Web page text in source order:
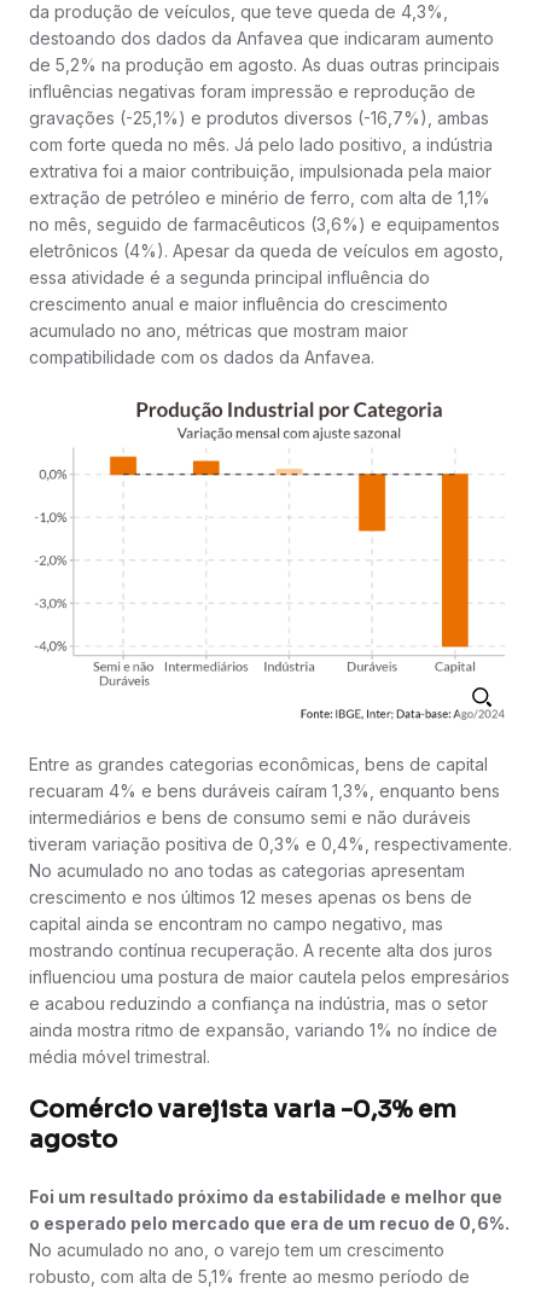
da produção de veículos, que teve queda de 4,3%,
destoando dos dados da Anfavea que indicaram aumento
de 5,2% na produção em agosto. As duas outras principais
influências negativas foram impressão e reprodução de
gravações (-25,1%) e produtos diversos (-16,7%), ambas
com forte queda no mês. Já pelo lado positivo, a indústria
extrativa foi a maior contribuição, impulsionada pela maior
extração de petróleo e minério de ferro, com alta de 1,1%
no mês, seguido de farmacêuticos (3,6%) e equipamentos
eletrônicos (4%). Apesar da queda de veículos em agosto,
essa atividade é a segunda principal influência do
crescimento anual e maior influência do crescimento
acumulado no ano, métricas que mostram maior
compatibilidade com os dados da Anfavea.
Entre as grandes categorias econômicas, bens de capital
recuaram 4% e bens duráveis caíram 1,3%, enquanto bens
intermediários e bens de consumo semi e não duráveis
tiveram variação positiva de 0,3% e 0,4%, respectivamente.
No acumulado no ano todas as categorias apresentam
crescimento e nos últimos 12 meses apenas os bens de
capital ainda se encontram no campo negativo, mas
mostrando contínua recuperação. A recente alta dos juros
influenciou uma postura de maior cautela pelos empresários
e acabou reduzindo a confiança na indústria, mas o setor
ainda mostra ritmo de expansão, variando 1% no índice de
média móvel trimestral.
Comércio varejista varia -0,3% em
agosto
Foi um resultado próximo da estabilidade e melhor que
o esperado pelo mercado que era de um recuo de 0,6%.
No acumulado no ano, o varejo tem um crescimento
robusto, com alta de 5,1% frente ao mesmo período de